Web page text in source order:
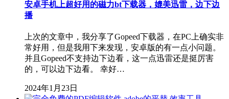
安卓手机上超好用的磁力bt下载器，媲美迅雷，边下边
播
上次的文章中，我分享了Gopeed下载器，在PC上确实非
常好用，但是我用下来发现，安卓版的有一点小问题。
并且Gopeed不支持边下边看，这一点迅雷还是挺厉害
的，可以边下边看。 幸好…
2024年1月23日